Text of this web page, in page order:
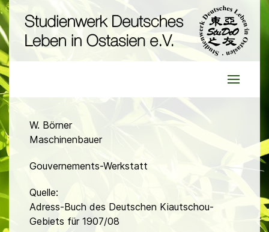
W. Börner
Maschinenbauer
Gouvernements-Werkstatt
Quelle:
Adress-Buch des Deutschen Kiautschou-
Gebiets für 1907/08